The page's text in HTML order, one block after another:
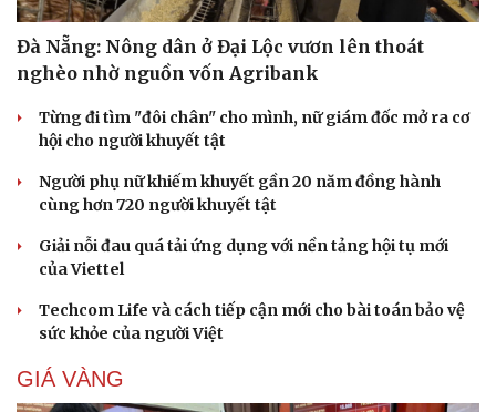
Đà Nẵng: Nông dân ở Đại Lộc vươn lên thoát
nghèo nhờ nguồn vốn Agribank
Từng đi tìm "đôi chân" cho mình, nữ giám đốc mở ra cơ
hội cho người khuyết tật
Người phụ nữ khiếm khuyết gần 20 năm đồng hành
cùng hơn 720 người khuyết tật
Giải nỗi đau quá tải ứng dụng với nền tảng hội tụ mới
của Viettel
Techcom Life và cách tiếp cận mới cho bài toán bảo vệ
sức khỏe của người Việt
GIÁ VÀNG